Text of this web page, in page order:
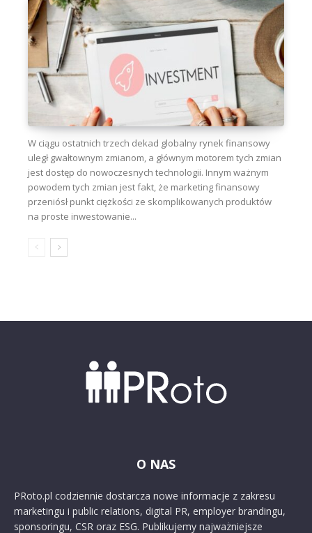
W ciągu ostatnich trzech dekad globalny rynek finansowy
uległ gwałtownym zmianom, a głównym motorem tych zmian
jest dostęp do nowoczesnych technologii. Innym ważnym
powodem tych zmian jest fakt, że marketing finansowy
przeniósł punkt ciężkości ze skomplikowanych produktów
na proste inwestowanie...
O NAS
PRoto.pl codziennie dostarcza nowe informacje z zakresu
marketingu i public relations, digital PR, employer brandingu,
sponsoringu, CSR oraz ESG. Publikujemy najważniejsze